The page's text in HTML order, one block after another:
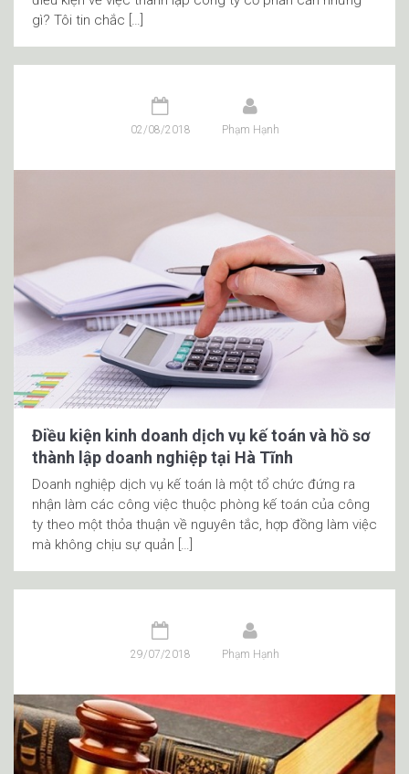
gì? Tôi tin chắc […]
02/08/2018 Phạm Hạnh
Điều kiện kinh doanh dịch vụ kế toán và hồ sơ
thành lập doanh nghiệp tại Hà Tĩnh
Doanh nghiệp dịch vụ kế toán là một tổ chức đứng ra
nhận làm các công việc thuộc phòng kế toán của công
ty theo một thỏa thuận về nguyên tắc, hợp đồng làm việc
mà không chịu sự quản […]
29/07/2018 Phạm Hạnh